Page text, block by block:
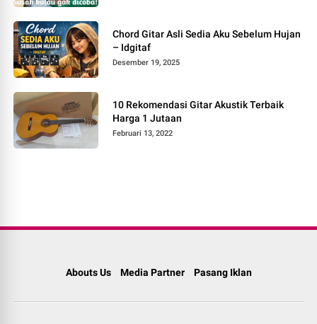
Chord Gitar Asli Sedia Aku Sebelum Hujan
– Idgitaf
Desember 19, 2025
10 Rekomendasi Gitar Akustik Terbaik
Harga 1 Jutaan
Februari 13, 2022
Abouts Us Media Partner Pasang Iklan